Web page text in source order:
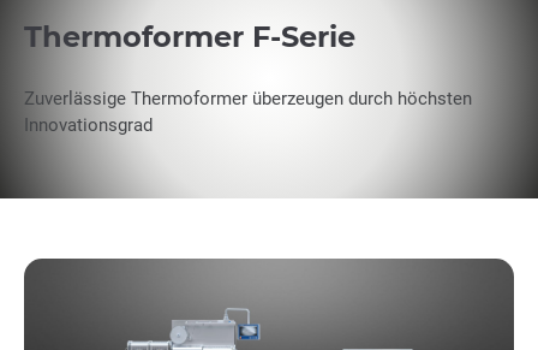
Thermoformer F-Serie
Zuverlässige Thermoformer überzeugen durch höchsten
Innovationsgrad